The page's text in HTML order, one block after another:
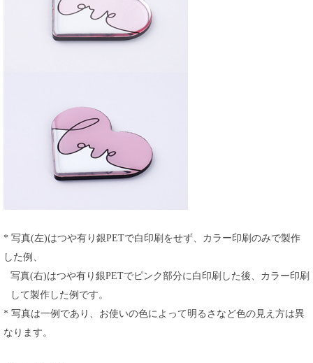
* 写真(左)はつや有り銀PETで白印刷をせず、カラー印刷のみで製作
した例、
写真(右)はつや有り銀PETでピンク部分に白印刷した後、カラー印刷
して製作した例です。
* 写真は一例であり、お使いの色によって明るさなど色の見え方は異
なります。